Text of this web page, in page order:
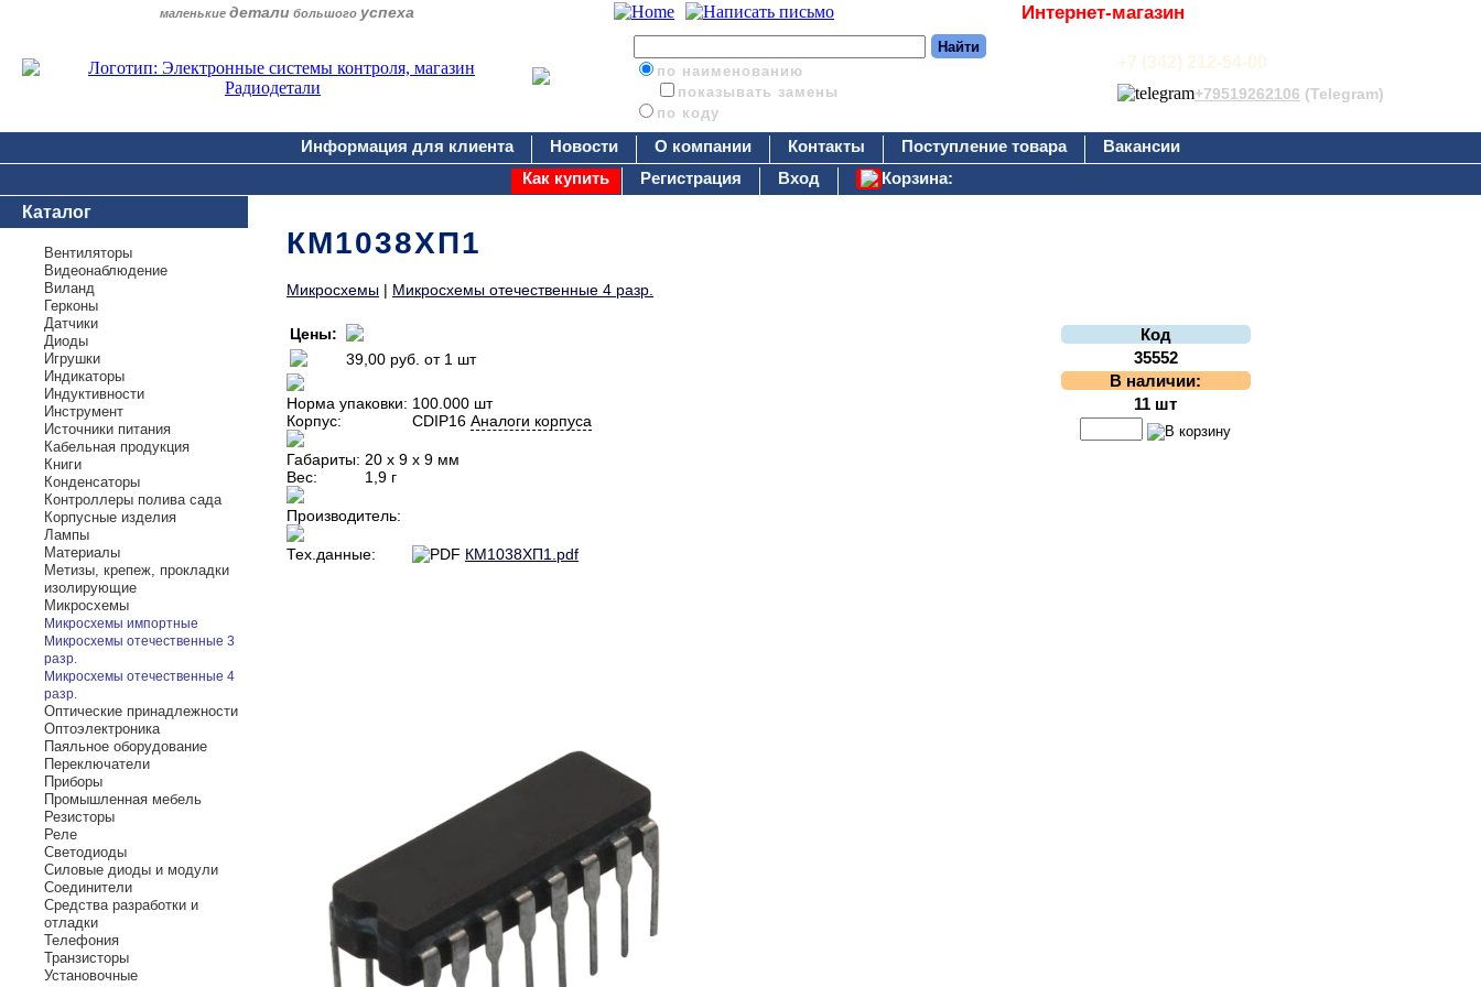
маленькие детали большого успеха Интернет-магазин
по наименованию
показывать замены
по коду
+7 (342) 212-54-00
+79519262106 (Telegram)
Информация для клиента Новости О компании Контакты Поступление товара
Вакансии
Как купить
Регистрация Вход
Корзина:
Каталог
Вентиляторы
Видеонаблюдение
Виланд
Герконы
Датчики
Диоды
Игрушки
Индикаторы
Индуктивности
Инструмент
Источники питания
Кабельная продукция
Книги
Конденсаторы
Контроллеры полива сада
Корпусные изделия
Лампы
Материалы
Метизы, крепеж, прокладки
изолирующие
Микросхемы
Микросхемы импортные
Микросхемы отечественные 3
разр.
Микросхемы отечественные 4
разр.
Оптические принадлежности
Оптоэлектроника
Паяльное оборудование
Переключатели
Приборы
Промышленная мебель
Резисторы
Реле
Светодиоды
Силовые диоды и модули
Соединители
Средства разработки и
отладки
Телефония
Транзисторы
Установочные
КМ1038ХП1
Микросхемы | Микросхемы отечественные 4 разр.
Цены:
39,00 руб. от 1 шт
Норма упаковки: 100.000 шт
Корпус:
CDIP16 Аналоги корпуса
Габариты: 20 х 9 х 9 мм
Вес:
1,9 г
Производитель:
Тех.данные: КМ1038ХП1.pdf
Код
35552
В наличии:
11 шт